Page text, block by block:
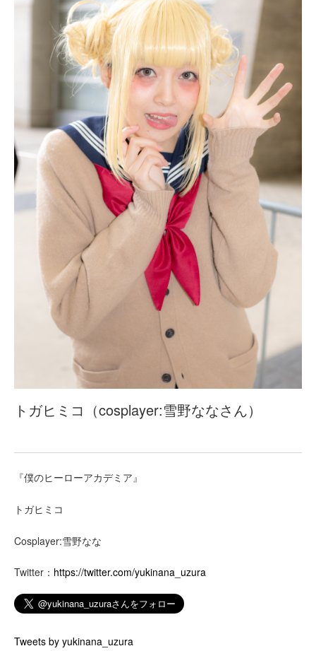
トガヒミコ（cosplayer:雪野ななさん）
『僕のヒーローアカデミア』
トガヒミコ
Cosplayer:雪野なな
Twitter： https://twitter.com/yukinana_uzura
Tweets by yukinana_uzura